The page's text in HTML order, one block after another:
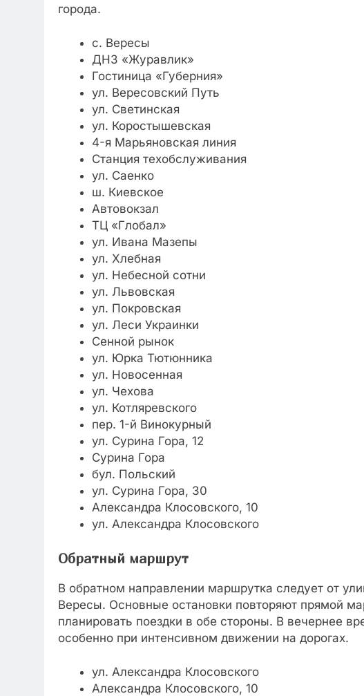
города.
с. Вересы
ДНЗ «Журавлик»
Гостиница «Губерния»
ул. Вересовский Путь
ул. Светинская
ул. Коростышевская
4-я Марьяновская линия
Станция техобслуживания
ул. Саенко
ш. Киевское
Автовокзал
ТЦ «Глобал»
ул. Ивана Мазепы
ул. Хлебная
ул. Небесной сотни
ул. Львовская
ул. Покровская
ул. Леси Украинки
Сенной рынок
ул. Юрка Тютюнника
ул. Новосенная
ул. Чехова
ул. Котляревского
пер. 1-й Винокурный
ул. Сурина Гора, 12
Сурина Гора
бул. Польский
ул. Сурина Гора, 30
Александра Клосовского, 10
ул. Александра Клосовского
Обратный маршрут
В обратном направлении маршрутка следует от
Вересы. Основные остановки повторяют прямой
планировать поездки в обе стороны. В вечернее
особенно при интенсивном движении на дорогах.
ул. Александра Клосовского
Александра Клосовского, 10